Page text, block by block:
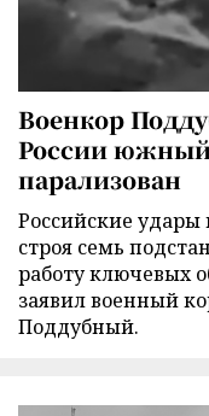
Военкор
России южный
парализован
Российские удары
строя семь
работу ключевых
заявил военный
Поддубный.